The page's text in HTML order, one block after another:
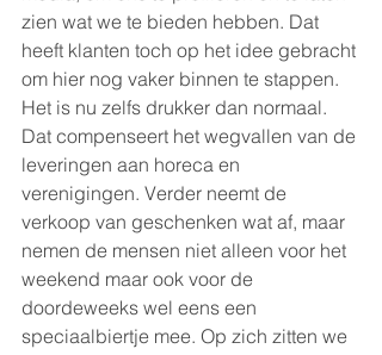
zien wat we te bieden hebben. Dat
heeft klanten toch op het idee gebracht
om hier nog vaker binnen te stappen.
Het is nu zelfs drukker dan normaal.
Dat compenseert het wegvallen van de
leveringen aan horeca en
verenigingen. Verder neemt de
verkoop van geschenken wat af, maar
nemen de mensen niet alleen voor het
weekend maar ook voor de
doordeweeks wel eens een
speciaalbiertje mee. Op zich zitten we